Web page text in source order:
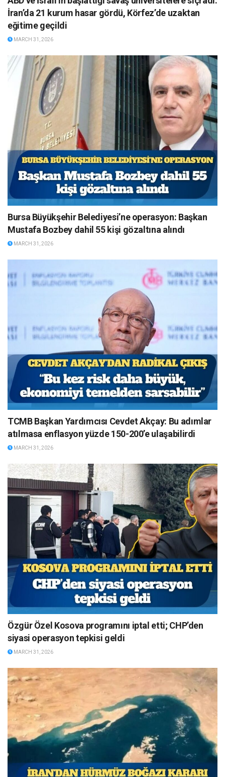
İran’da 21 kurum hasar gördü, Körfez’de uzaktan
eğitime geçildi
MARCH 31, 2026
Bursa Büyükşehir Belediyesi’ne operasyon: Başkan
Mustafa Bozbey dahil 55 kişi gözaltına alındı
MARCH 31, 2026
TCMB Başkan Yardımcısı Cevdet Akçay: Bu adımlar
atılmasa enflasyon yüzde 150-200’e ulaşabilirdi
MARCH 31, 2026
Özgür Özel Kosova programını iptal etti; CHP’den
siyasi operasyon tepkisi geldi
MARCH 31, 2026